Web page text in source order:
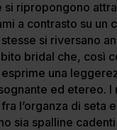
si ripropongono
a contrasto su un
si riversano
bridal che, così
una
ed etereo. I
l’organza di seta e
sia spalline